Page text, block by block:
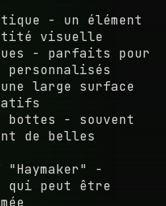
- un élément
visuelle
- parfaits pour
large surface
bottes - souvent
de belles
-
qui peut être